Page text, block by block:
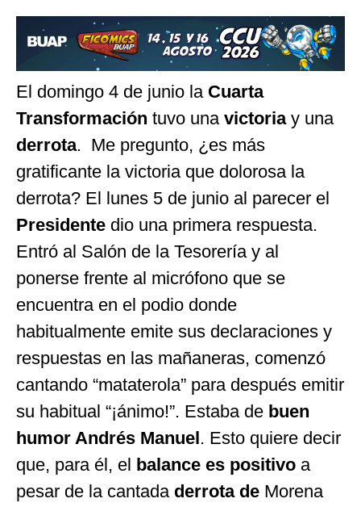
El domingo 4 de junio la Cuarta
Transformación tuvo una victoria y una
derrota. Me pregunto, ¿es más
gratificante la victoria que dolorosa la
derrota? El lunes 5 de junio al parecer el
Presidente dio una primera respuesta.
Entró al Salón de la Tesorería y al
ponerse frente al micrófono que se
encuentra en el podio donde
habitualmente emite sus declaraciones y
respuestas en las mañaneras, comenzó
cantando “mataterola” para después emitir
su habitual “¡ánimo!”. Estaba de buen
humor Andrés Manuel . Esto quiere decir
que, para él, el balance es positivo a
pesar de la cantada derrota de Morena